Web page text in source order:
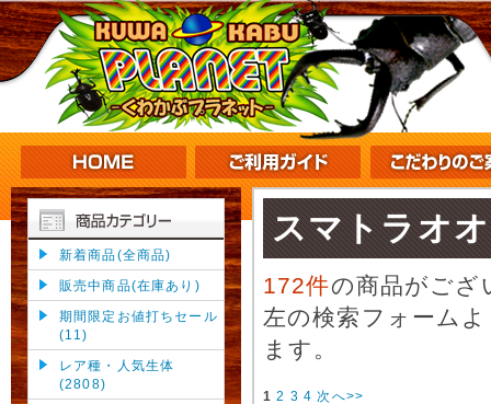
新着商品(全商品)
販売中商品(在庫あり)
期間限定お値打ちセール
(11)
レア種・人気生体
(2808)
スマトラオ
172件の商品がござ
左の検索フォーム
ます。
1 2 3 4 次へ>>